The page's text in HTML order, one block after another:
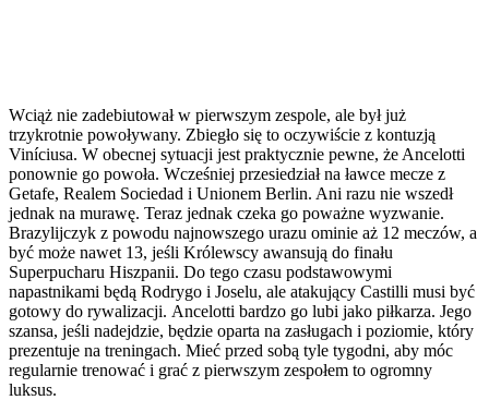
Wciąż nie zadebiutował w pierwszym zespole, ale był już
trzykrotnie powoływany. Zbiegło się to oczywiście z kontuzją
Viníciusa. W obecnej sytuacji jest praktycznie pewne, że Ancelotti
ponownie go powoła. Wcześniej przesiedział na ławce mecze z
Getafe, Realem Sociedad i Unionem Berlin. Ani razu nie wszedł
jednak na murawę. Teraz jednak czeka go poważne wyzwanie.
Brazylijczyk z powodu najnowszego urazu ominie aż 12 meczów, a
być może nawet 13, jeśli Królewscy awansują do finału
Superpucharu Hiszpanii. Do tego czasu podstawowymi
napastnikami będą Rodrygo i Joselu, ale atakujący Castilli musi być
gotowy do rywalizacji. Ancelotti bardzo go lubi jako piłkarza. Jego
szansa, jeśli nadejdzie, będzie oparta na zasługach i poziomie, który
prezentuje na treningach. Mieć przed sobą tyle tygodni, aby móc
regularnie trenować i grać z pierwszym zespołem to ogromny
luksus.